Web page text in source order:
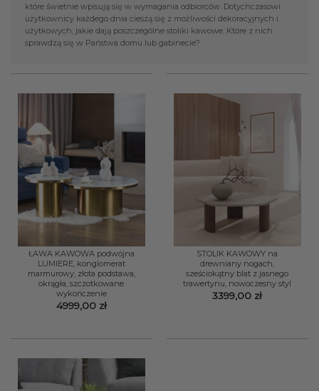
które świetnie wpisują się w wymagania odbiorców. Dotychczasowi
użytkownicy każdego dnia cieszą się z możliwości dekoracyjnych i
użytkowych, jakie dają poszczególne stoliki kawowe. Które z nich
sprawdzą się w Państwa domu lub gabinecie?
ŁAWA KAWOWA podwójna
LUMIERE, konglomerat
marmurowy, złota podstawa,
okrągła, szczotkowane
wykończenie
4999,00 zł
STOLIK KAWOWY na
drewniany nogach,
sześciokątny blat z jasnego
trawertynu, nowoczesny styl
3399,00 zł